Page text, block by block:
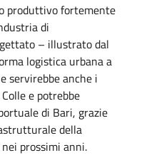
produttivo fortemente
di
– illustrato dal
logistica urbana a
servirebbe anche i
e potrebbe
di Bari, grazie
della
prossimi anni.